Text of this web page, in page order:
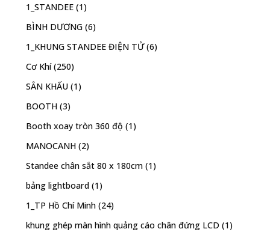
1_STANDEE (1)
BÌNH DƯƠNG (6)
1_KHUNG STANDEE ĐIỆN TỬ (6)
Cơ Khí (250)
SÂN KHẤU (1)
BOOTH (3)
Booth xoay tròn 360 độ (1)
MANOCANH (2)
Standee chân sắt 80 x 180cm (1)
bảng lightboard (1)
1_TP Hồ Chí Minh (24)
khung ghép màn hình quảng cáo chân đứng LCD (1)